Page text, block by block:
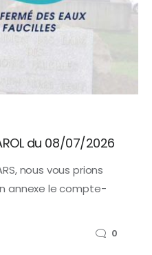
du 08/07/2026
nous vous prions
annexe le compte-
0